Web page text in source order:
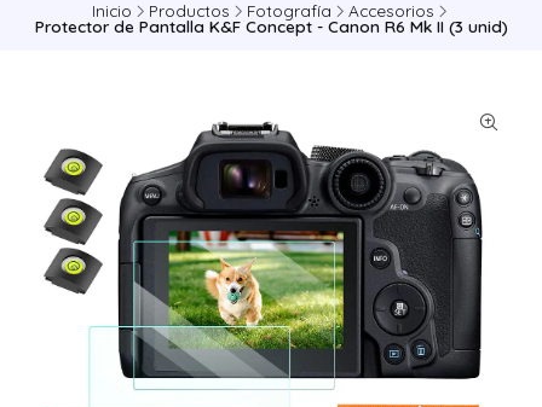
Inicio Productos Fotografía Accesorios
Protector de Pantalla K&F Concept - Canon R6 Mk II (3 unid)